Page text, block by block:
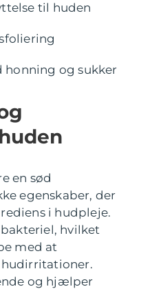
til huden
honning og sukker
en sød
egenskaber, der
i hudpleje.
hvilket
med at
og hjælper